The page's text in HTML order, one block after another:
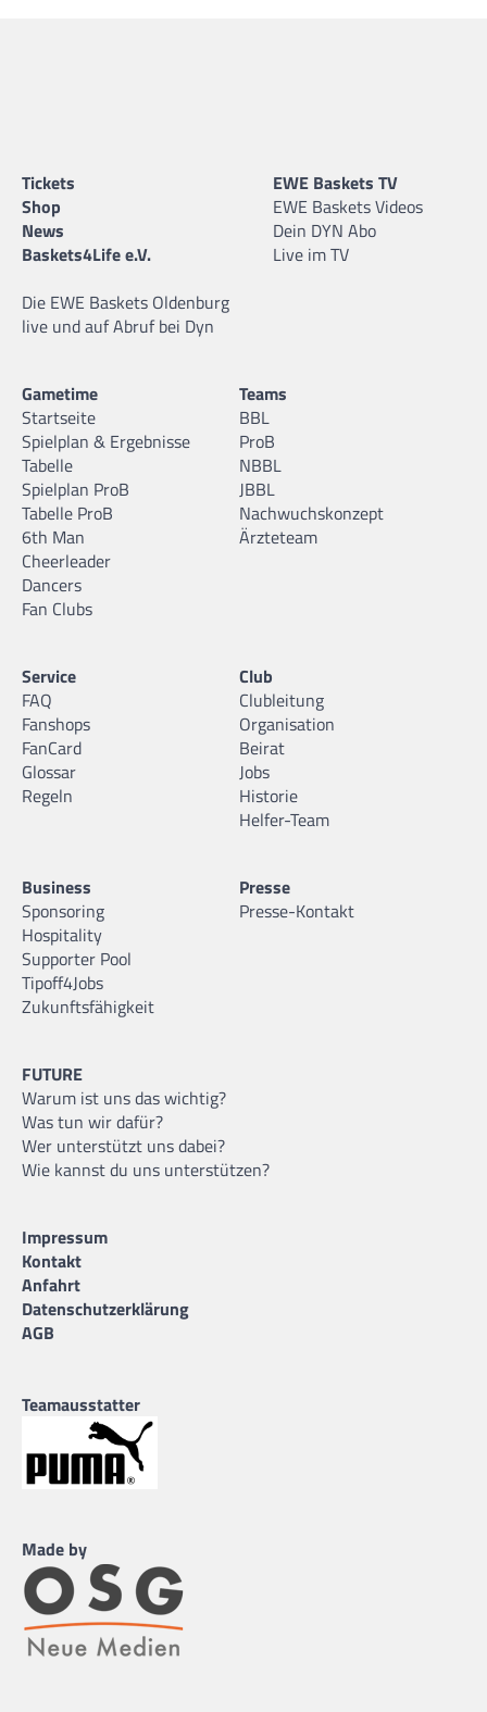
Tickets
Shop
News
Baskets4Life e.V.
Die EWE Baskets Oldenburg
live und auf Abruf bei Dyn
EWE Baskets TV
EWE Baskets Videos
Dein DYN Abo
Live im TV
Gametime
Startseite
Spielplan & Ergebnisse
Tabelle
Spielplan ProB
Tabelle ProB
6th Man
Cheerleader
Dancers
Fan Clubs
Teams
BBL
ProB
NBBL
JBBL
Nachwuchskonzept
Ärzteteam
Service
FAQ
Fanshops
FanCard
Glossar
Regeln
Club
Clubleitung
Organisation
Beirat
Jobs
Historie
Helfer-Team
Business
Sponsoring
Hospitality
Supporter Pool
Tipoff4Jobs
Zukunftsfähigkeit
Presse
Presse-Kontakt
FUTURE
Warum ist uns das wichtig?
Was tun wir dafür?
Wer unterstützt uns dabei?
Wie kannst du uns unterstützen?
Impressum
Kontakt
Anfahrt
Datenschutzerklärung
AGB
Teamausstatter
Made by